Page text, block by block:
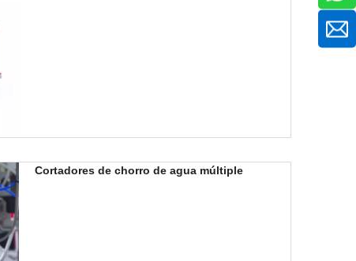
Cortadores de chorro de agua múltiple